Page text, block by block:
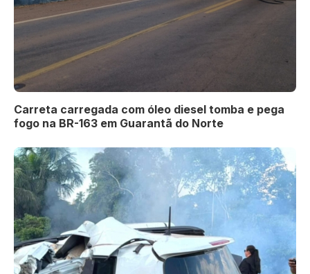
Carreta carregada com óleo diesel tomba e pega
fogo na BR-163 em Guarantã do Norte